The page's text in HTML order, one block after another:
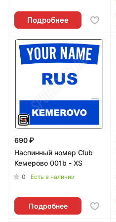
Подробнее
690 ₽
Наспинный номер Club
Кемерово 001b - XS
0 Есть в наличии
Подробнее